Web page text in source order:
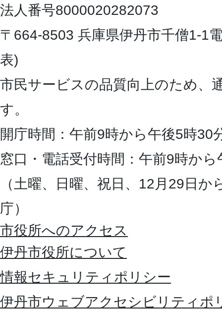
法人番号8000020282073
〒664-8503 兵庫県伊丹市千僧1-1
表)
市民サービスの品質向上のため、
す。
開庁時間：午前9時から午後5時30
窓口・電話受付時間：午前9時か
（土曜、日曜、祝日、12月29日
庁）
市役所へのアクセス
伊丹市役所について
情報セキュリティポリシー
伊丹市ウェブアクセシビリティポ